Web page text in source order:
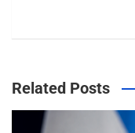
Related Posts